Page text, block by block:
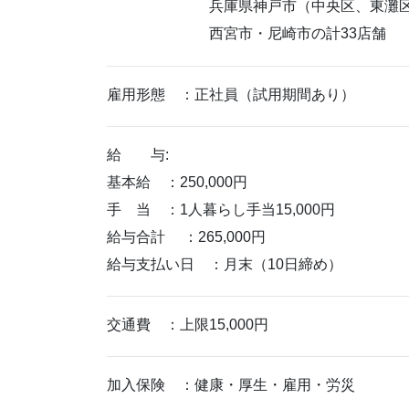
兵庫県神戸市（中央区、東灘区
西宮市・尼崎市の計33店舗
雇用形態 ：正社員（試用期間あり）
給 与:
基本給 ：250,000円
手 当 ：1人暮らし手当15,000円
給与合計 ：265,000円
給与支払い日 ：月末（10日締め）
交通費 ：上限15,000円
加入保険 ：健康・厚生・雇用・労災